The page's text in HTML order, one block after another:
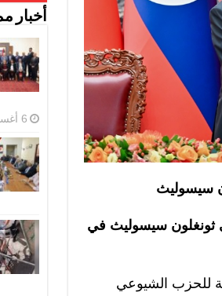
سيسوليث
ثونغلون سيسوليث في
للحزب الشيوعي
أخبار
6 أغسطس، 2026